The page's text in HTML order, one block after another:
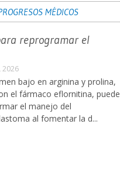
MÉDICOS
reprogramar el
2026
bajo en arginina y prolina,
el fármaco eflornitina, puede
el manejo del
al fomentar la d...